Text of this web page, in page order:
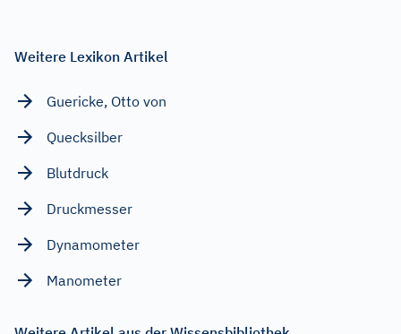
Weitere Lexikon Artikel
Guericke, Otto von
Quecksilber
Blutdruck
Druckmesser
Dynamometer
Manometer